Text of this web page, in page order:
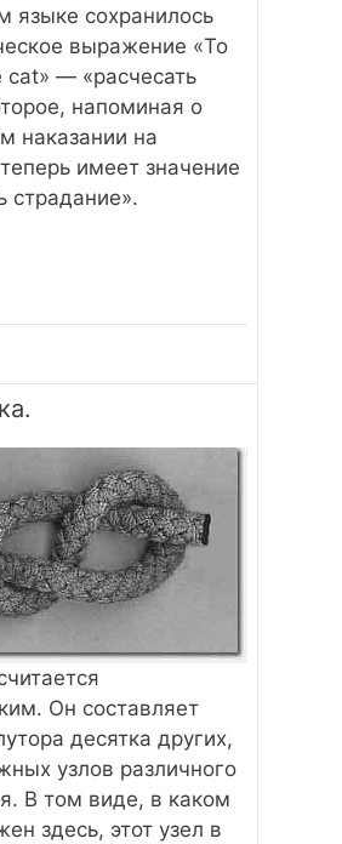
языке сохранилось
выражение «To
cat» — «расчесать
напоминая о
наказании на
имеет значение
страдание».
Он составляет
десятка других,
узлов различного
В том виде, в каком
здесь, этот узел в